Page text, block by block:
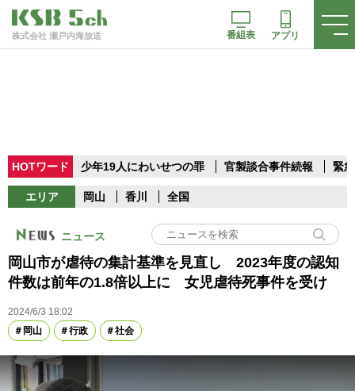
株式会社 瀬戸内海放送 番組表 アプリ
HOTワード 少年19人にわいせつの罪 官製談合事件続報 緊
エリア 岡山 香川 全国
ニュース
岡山市が虐待の集計基準を見直し 2023年度の認知
件数は前年の1.8倍以上に 女児虐待死事件を受け
2024/6/3 18:02
岡山
行政 社会